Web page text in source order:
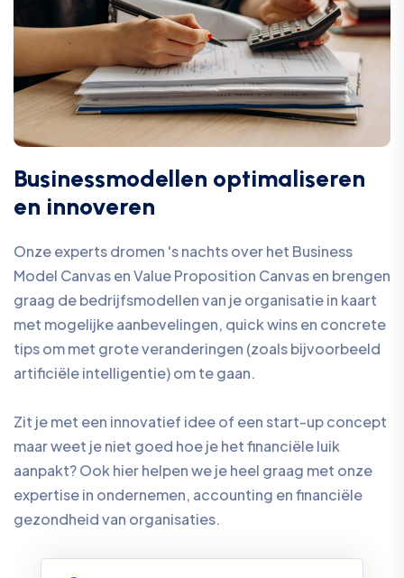
Businessmodellen optimaliseren
en innoveren
Onze experts dromen 's nachts over het Business
Model Canvas en Value Proposition Canvas en brengen
graag de bedrijfsmodellen van je organisatie in kaart
met mogelijke aanbevelingen, quick wins en concrete
tips om met grote veranderingen (zoals bijvoorbeeld
artificiële intelligentie) om te gaan.
Zit je met een innovatief idee of een start-up concept
maar weet je niet goed hoe je het financiële luik
aanpakt? Ook hier helpen we je heel graag met onze
expertise in ondernemen, accounting en financiële
gezondheid van organisaties.